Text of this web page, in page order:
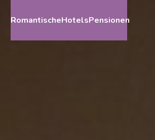
RomantischeHotelsPensionen